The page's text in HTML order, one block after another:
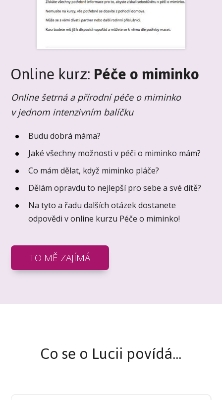
Online kurz:Péče o miminko
Online šetrná a přírodní péče o miminko
v jednom intenzivním balíčku
Budu dobrá máma?
Jaké všechny možnosti v péči o miminko mám?
Co mám dělat, když miminko pláče?
Dělám opravdu to nejlepší pro sebe a své dítě?
Na tyto a řadu dalších otázek dostanete
odpovědi v online kurzu Péče o miminko!
TO MĚ ZAJÍMÁ
Co se o Lucii povídá...